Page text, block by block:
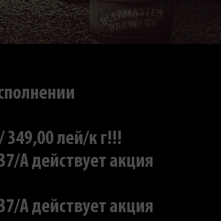
349,00 лей/к г!!!
A действует акция
A действует акция